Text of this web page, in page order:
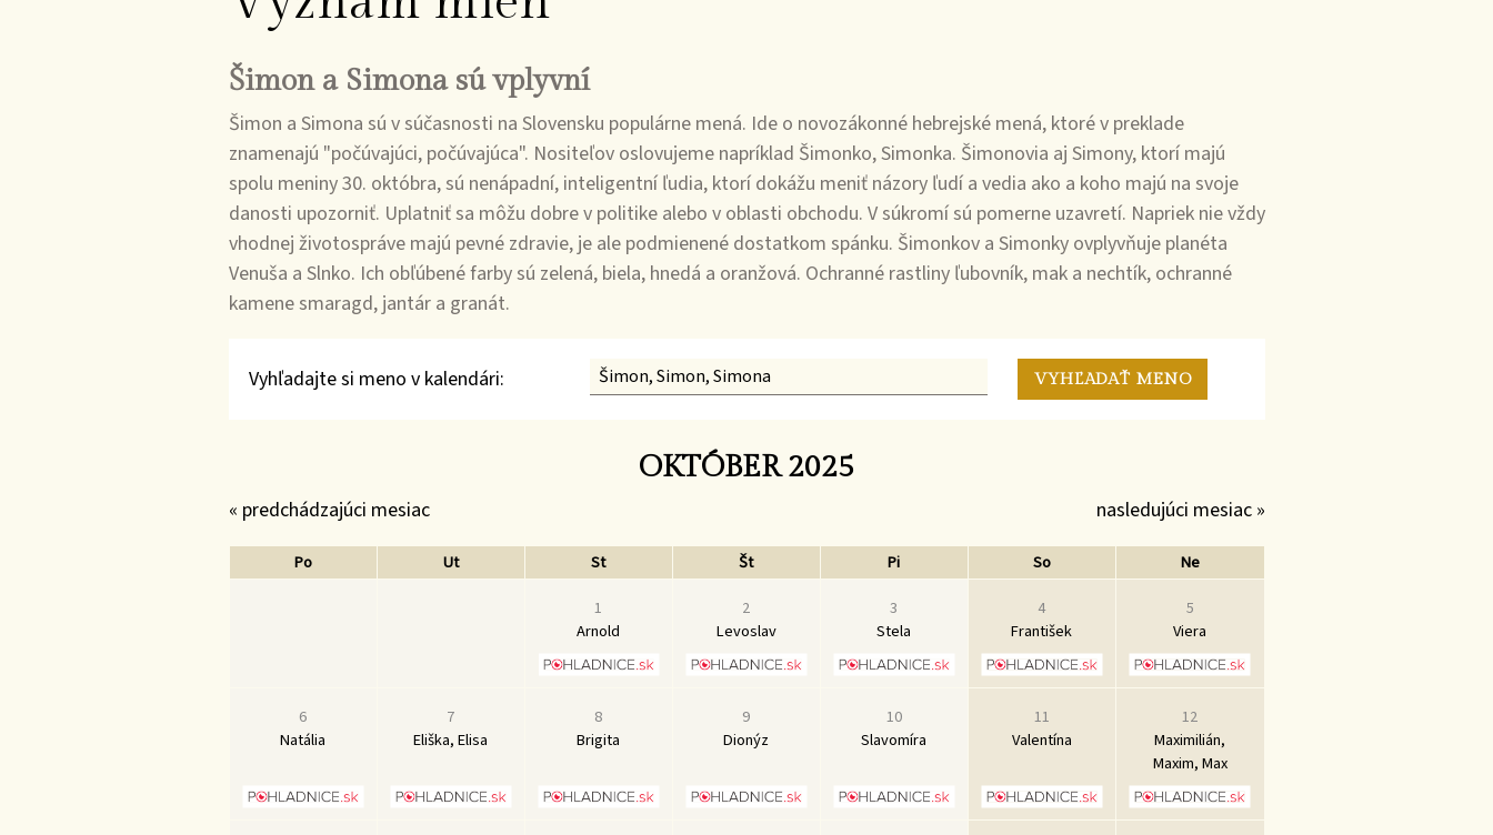
Šimon a Simona sú vplyvní
Šimon a Simona sú v súčasnosti na Slovensku populárne mená. Ide o novozákonné hebrejské mená, ktoré v preklade
znamenajú "počúvajúci, počúvajúca". Nositeľov oslovujeme napríklad Šimonko, Simonka. Šimonovia aj Simony, ktorí majú
spolu meniny 30. októbra, sú nenápadní, inteligentní ľudia, ktorí dokážu meniť názory ľudí a vedia ako a koho majú na svoje
danosti upozorniť. Uplatniť sa môžu dobre v politike alebo v oblasti obchodu. V súkromí sú pomerne uzavretí. Napriek nie vždy
vhodnej životospráve majú pevné zdravie, je ale podmienené dostatkom spánku. Šimonkov a Simonky ovplyvňuje planéta
Venuša a Slnko. Ich obľúbené farby sú zelená, biela, hnedá a oranžová. Ochranné rastliny ľubovník, mak a nechtík, ochranné
kamene smaragd, jantár a granát.
Vyhľadajte si meno v kalendári:
OKTÓBER 2025
« predchádzajúci mesiac nasledujúci mesiac »
Po Ut St Št Pi So
Ne
1
Arnold
2
Levoslav
3
Stela
4
František
5
Viera
6
Natália
7
Eliška, Elisa
8
Brigita
9
Dionýz
10
Slavomíra
11
Valentína
12
Maximilián,
Maxim, Max